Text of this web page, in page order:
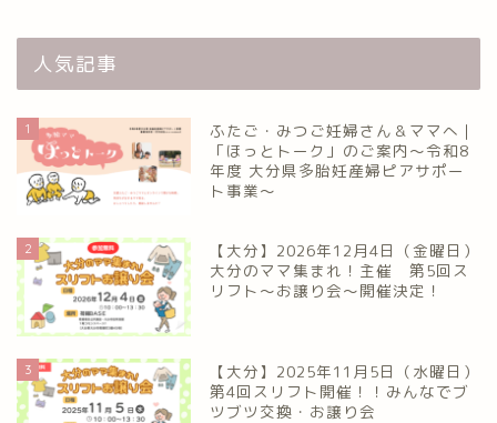
人気記事
1
ふたご・みつご妊婦さん＆ママへ｜
「ほっとトーク」のご案内～令和8
年度 大分県多胎妊産婦ピアサポー
ト事業～
2
【大分】2026年12月4日（金曜日）
大分のママ集まれ！主催 第5回ス
リフト〜お譲り会〜開催決定！
3
【大分】2025年11月5日（水曜日）
第4回スリフト開催！！みんなでブ
ツブツ交換・お譲り会